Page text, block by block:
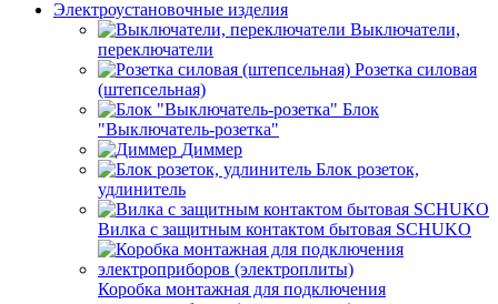
Электроустановочные изделия
Выключатели,
переключатели
Розетка силовая
(штепсельная)
Блок
"Выключатель-розетка"
Диммер
Блок розеток,
удлинитель
Вилка с защитным контактом бытовая SCHUKO
Коробка монтажная для подключения